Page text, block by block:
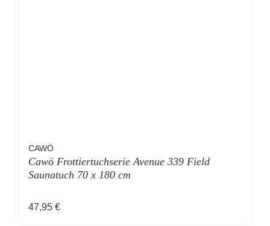
CAWÖ
Cawö Frottiertuchserie Avenue 339 Field
Saunatuch 70 x 180 cm
Regulärer Preis:
47,95 €